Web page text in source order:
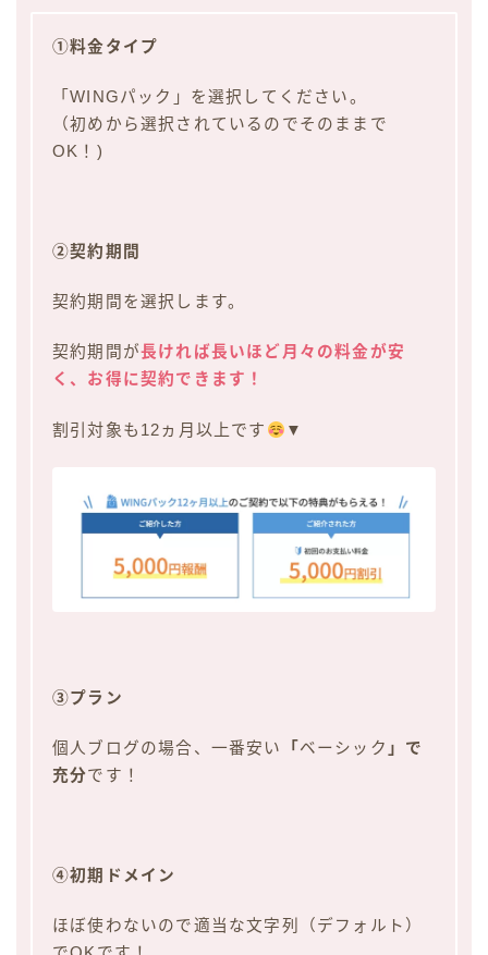
①料金タイプ
「WINGパック」を選択してください。
（初めから選択されているのでそのままで
OK！)
②契約期間
契約期間を選択します。
契約期間が長ければ長いほど月々の料金が安
く、お得に契約できます！
割引対象も12ヵ月以上です ▼
③プラン
個人ブログの場合、一番安い 「 ベーシック 」で
充分です！
④初期ドメイン
ほぼ使わないので適当な文字列（デフォルト）